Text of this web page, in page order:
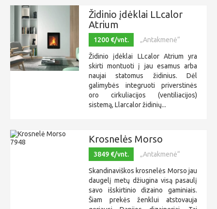
Židinio įdėklai LLcalor
Atrium
1200 €/vnt. „Antakmenė“
Židinio įdėklai LLcalor Atrium yra
skirti montuoti į jau esamus arba
naujai statomus židinius. Dėl
galimybės integruoti priverstinės
oro cirkuliacijos (ventiliacijos)
sistemą, Llarcalor židinių...
Krosnelės Morso
3849 €/vnt. „Antakmenė“
Skandinaviškos krosnelės Morso jau
daugelį metų džiugina visą pasaulį
savo išskirtinio dizaino gaminiais.
Šiam prekės ženklui atstovauja